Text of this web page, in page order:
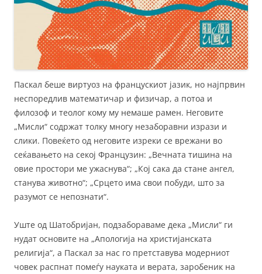
Паскал беше виртуоз на францускиот јазик, но најпрвин
неспоредлив математичар и физичар, а потоа и
филозоф и теолог кому му немаше рамен. Неговите
„Мисли“ содржат толку многу незаборавни изрази и
слики. Повеќето од неговите изреки се врежани во
сеќавањето на секој Французин: „Вечната тишина на
овие простори ме ужаснува“; „Кој сака да стане ангел,
станува животно“; „Срцето има свои побуди, што за
разумот се непознати“.
Уште од Шатобријан, подзабораваме дека „Мисли“ ги
нудат основите на „Апологија на христијанската
религија“, а Паскал за нас го претставува модерниот
човек распнат помеѓу науката и верата, заробеник на